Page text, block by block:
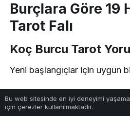
Burçlara Göre 19
Tarot Falı
Koç Burcu Tarot
Yeni başlangıçlar için uygun
Cesaretinizi ortaya
Bu web sitesinde en iyi deneyimi
için çerezler kullanılmaktadır.
Anasayfa Akış